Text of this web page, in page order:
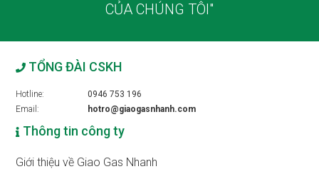
CỦA CHÚNG TÔI"
TỔNG ĐÀI CSKH
Hotline:
Email:
0946 753 196
hotro@giaogasnhanh.com
Thông tin công ty
Giới thiệu về Giao Gas Nhanh